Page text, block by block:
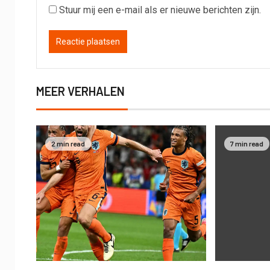
Stuur mij een e-mail als er nieuwe berichten zijn.
MEER VERHALEN
2 min read 7 min read